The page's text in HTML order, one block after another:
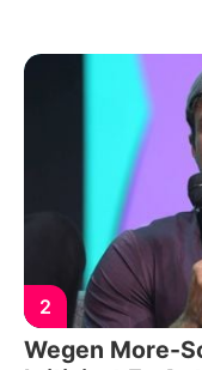
2
Wegen More-